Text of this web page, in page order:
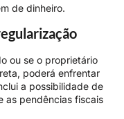
de dinheiro.
ou se o proprietário
poderá enfrentar
a possibilidade de
as pendências fiscais